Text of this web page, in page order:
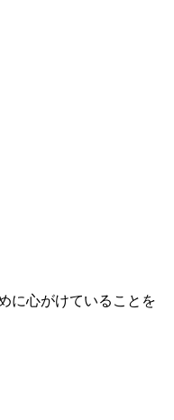
に心がけていることを